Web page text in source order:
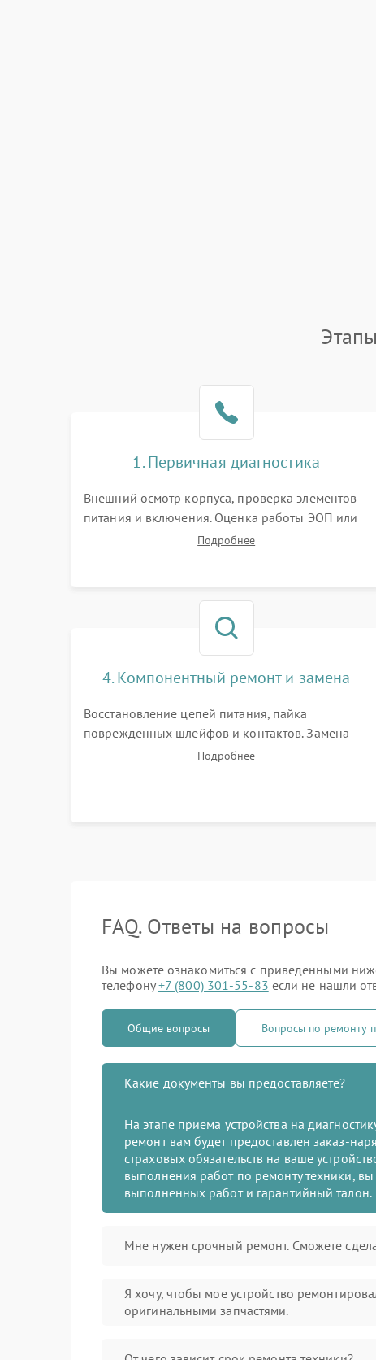
1. Первичная диагностика
Внешний осмотр корпуса, проверка элементов
питания и включения. Оценка работы ЭОП или
цифровой матрицы, проверка встроенной ИК-
Подробнее
4. Компонентный ремонт и замена
Восстановление цепей питания, пайка
поврежденных шлейфов и контактов. Замена
выгоревшего ЭОП, неисправной ИК-подсветки
Подробнее
FAQ. Ответы на вопросы
Вы можете ознакомиться с приведенными
телефону+7 (800) 301-55-83 если не нашли
Общие вопросы Вопросы по ремонту
Какие документы вы предоставляете?
На этапе приема устройства на
ремонт вам будет предоставлен заказ-
страховых обязательств на ваше
выполнения работ по ремонту техники, вы
выполненных работ и гарантийный талон.
Мне нужен срочный ремонт. Сможете
Я хочу, чтобы мое устройство
оригинальными запчастями.